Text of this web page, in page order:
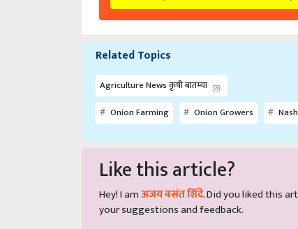
Related Topics
Agriculture News कृषी बातम्या
Onion Farming
Onion Growers
Like this article?
Hey! I am अजय वसंत शिंदे . Did you liked this
your suggestions and feedback.